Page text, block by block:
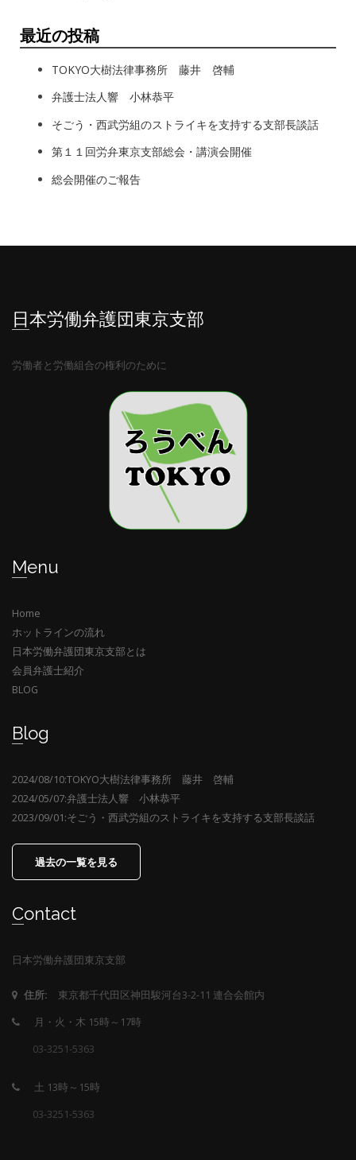
最近の投稿
TOKYO大樹法律事務所 藤井 啓輔
弁護士法人響 小林恭平
そごう・西武労組のストライキを支持する支部長談話
第１１回労弁東京支部総会・講演会開催
総会開催のご報告
日本労働弁護団東京支部
労働者と労働組合の権利のために
Menu
Home
ホットラインの流れ
日本労働弁護団東京支部とは
会員弁護士紹介
BLOG
Blog
2024/08/10:TOKYO大樹法律事務所 藤井 啓輔
2024/05/07:弁護士法人響 小林恭平
2023/09/01:そごう・西武労組のストライキを支持する支部長談話
過去の一覧を見る
Contact
日本労働弁護団東京支部
住所:
東京都千代田区神田駿河台3-2-11 連合会館内
月・火・木 15時～17時
03-3251-5363
土 13時～15時
03-3251-5363